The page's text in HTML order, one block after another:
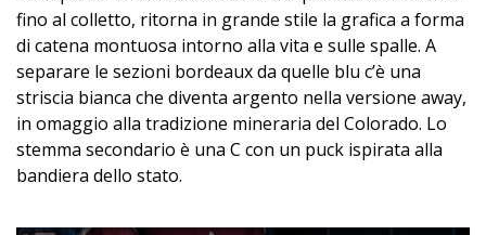
fino al colletto, ritorna in grande stile la grafica a forma
di catena montuosa intorno alla vita e sulle spalle. A
separare le sezioni bordeaux da quelle blu c’è una
striscia bianca che diventa argento nella versione away,
in omaggio alla tradizione mineraria del Colorado. Lo
stemma secondario è una C con un puck ispirata alla
bandiera dello stato.